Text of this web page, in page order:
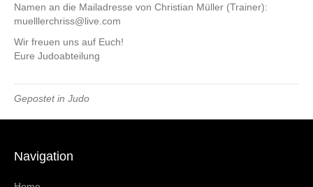
Namen an die Mailadresse von Christian Müller (Trainer):
muelllerchriss@live.com
Wir freuen uns auf Euch!
Eure Judoabteilung
Gepostet in Judo
Navigation